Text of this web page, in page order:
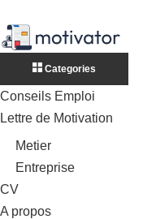
Categories
Conseils Emploi
Lettre de Motivation
Metier
Entreprise
CV
A propos